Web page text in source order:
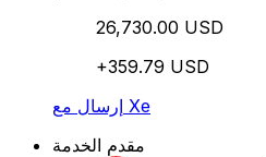
26,730.00 USD
+359.79 USD
إرسال مع Xe
مقدم الخدمة